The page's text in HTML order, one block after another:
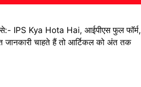
IPS Kya Hota Hai, आईपीएस फुल फॉर्म,
चाहते हैं तो आर्टिकल को अंत तक